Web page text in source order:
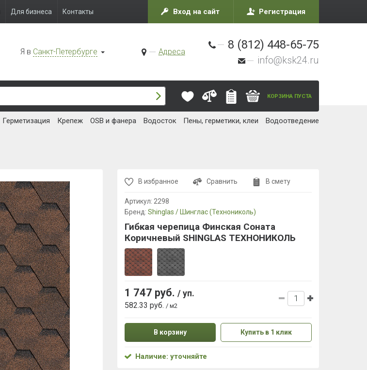
Для бизнеса Контакты Вход на сайт Регистрация
Я в Санкт-Петербурге Адреса
8 (812) 448-65-75
info@ksk24.ru
КОРЗИНА ПУСТА
Герметизация Крепеж OSB и фанера Водосток Пены, герметики, клеи Водоотведение
В избранное Сравнить В смету
Артикул: 2298
Бренд: Shinglas / Шинглас (Технониколь)
Гибкая черепица Финская Соната
Коричневый SHINGLAS ТЕХНОНИКОЛЬ
1 747 руб. / уп.
582.33 руб. / м2
В корзину Купить в 1 клик
Наличие: уточняйте